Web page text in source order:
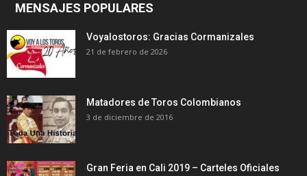
MENSAJES POPULARES
Voyalostoros: Gracias Cormanizales
21 de febrero de 2026
Matadores de Toros Colombianos
3 de diciembre de 2016
Gran Feria en Cali 2019 – Carteles Oficiales